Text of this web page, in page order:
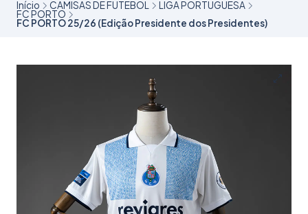
Início CAMISAS DE FUTEBOL LIGA PORTUGUESA
FC PORTO
FC PORTO 25/26 (Edição Presidente dos Presidentes)